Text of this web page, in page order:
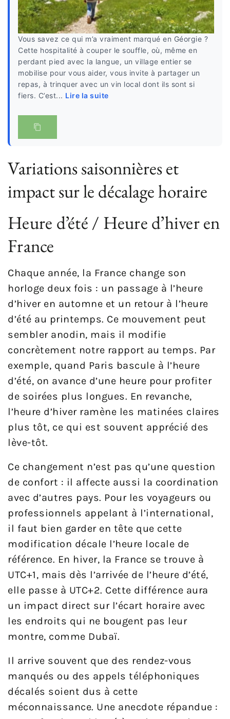
Vous savez ce qui m’a vraiment marqué en Géorgie ?
Cette hospitalité à couper le souffle, où, même en
perdant pied avec la langue, un village entier se
mobilise pour vous aider, vous invite à partager un
repas, à trinquer avec un vin local dont ils sont si
fiers. C’est... Lire la suite
Variations saisonnières et
impact sur le décalage horaire
Heure d’été / Heure d’hiver en
France
Chaque année, la France change son
horloge deux fois : un passage à l’heure
d’hiver en automne et un retour à l’heure
d’été au printemps. Ce mouvement peut
sembler anodin, mais il modifie
concrètement notre rapport au temps. Par
exemple, quand Paris bascule à l’heure
d’été, on avance d’une heure pour profiter
de soirées plus longues. En revanche,
l’heure d’hiver ramène les matinées claires
plus tôt, ce qui est souvent apprécié des
lève-tôt.
Ce changement n’est pas qu’une question
de confort : il affecte aussi la coordination
avec d’autres pays. Pour les voyageurs ou
professionnels appelant à l’international,
il faut bien garder en tête que cette
modification décale l’heure locale de
référence. En hiver, la France se trouve à
UTC+1, mais dès l’arrivée de l’heure d’été,
elle passe à UTC+2. Cette différence aura
un impact direct sur l’écart horaire avec
les endroits qui ne bougent pas leur
montre, comme Dubaï.
Il arrive souvent que des rendez-vous
manqués ou des appels téléphoniques
décalés soient dus à cette
méconnaissance. Une anecdote répandue :